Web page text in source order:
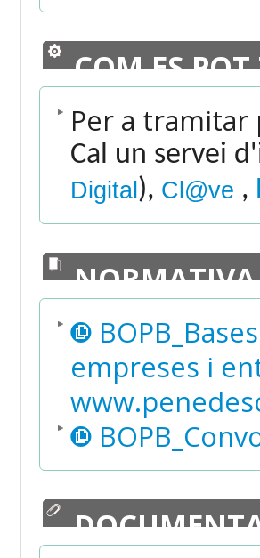
COM ES
Per a
Cal un servei
Digital), Cl@ve ,
NORMATIVA
empreses i